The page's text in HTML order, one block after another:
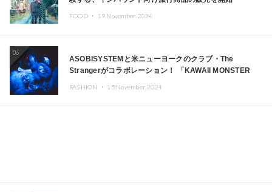
FOOD ・ 19.November.2024
06
ASOBISYSTEMと米ニューヨークのクラブ・The
Strangerがコラボレーション！ 「KAWAII MONSTER
FASHION ・ 15.November.2024